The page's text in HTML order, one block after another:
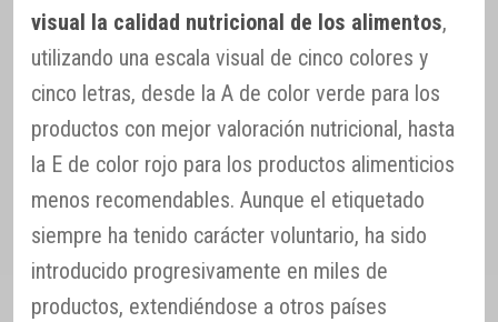
visual la calidad nutricional de los alimentos,
utilizando una escala visual de cinco colores y
cinco letras, desde la A de color verde para los
productos con mejor valoración nutricional, hasta
la E de color rojo para los productos alimenticios
menos recomendables. Aunque el etiquetado
siempre ha tenido carácter voluntario, ha sido
introducido progresivamente en miles de
productos, extendiéndose a otros países